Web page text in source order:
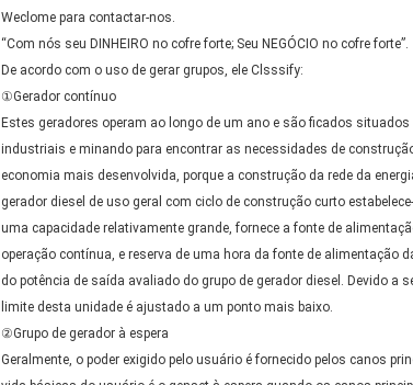
Weclome para contactar-nos.
“Com nós seu DINHEIRO no cofre forte; Seu NEGÓCIO no cofre forte”.
De acordo com o uso de gerar grupos, ele Clsssify:
①Gerador contínuo
Estes geradores operam ao longo de um ano e são ficados
industriais e minando para encontrar as necessidades de
economia mais desenvolvida, porque a construção da rede da
gerador diesel de uso geral com ciclo de construção curto
uma capacidade relativamente grande, fornece a fonte de
operação contínua, e reserva de uma hora da fonte de alimentação
do potência de saída avaliado do grupo de gerador diesel . Devido a
limite desta unidade é ajustado a um ponto mais baixo.
②Grupo de gerador à espera
Geralmente, o poder exigido pelo usuário é fornecido pelos canos